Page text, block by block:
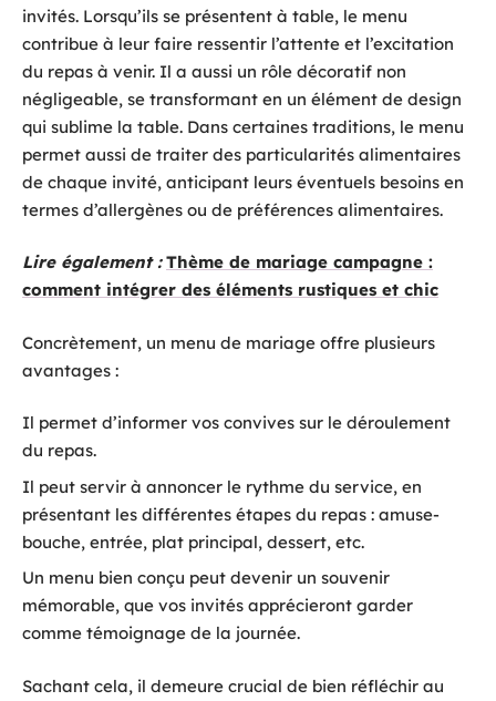
invités. Lorsqu’ils se présentent à table, le menu
contribue à leur faire ressentir l’attente et l’excitation
du repas à venir. Il a aussi un rôle décoratif non
négligeable, se transformant en un élément de design
qui sublime la table. Dans certaines traditions, le menu
permet aussi de traiter des particularités alimentaires
de chaque invité, anticipant leurs éventuels besoins en
termes d’allergènes ou de préférences alimentaires.
Lire également : Thème de mariage campagne :
comment intégrer des éléments rustiques et chic
Concrètement, un menu de mariage offre plusieurs
avantages :
Il permet d’informer vos convives sur le déroulement
du repas.
Il peut servir à annoncer le rythme du service, en
présentant les différentes étapes du repas : amuse-
bouche, entrée, plat principal, dessert, etc.
Un menu bien conçu peut devenir un souvenir
mémorable, que vos invités apprécieront garder
comme témoignage de la journée.
Sachant cela, il demeure crucial de bien réfléchir au